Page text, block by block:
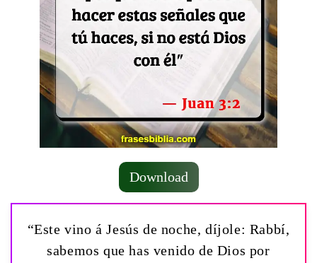
Download
“Este vino á Jesús de noche, díjole: Rabbí,
sabemos que has venido de Dios por